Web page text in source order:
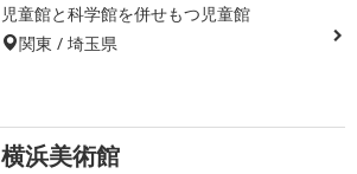
児童館と科学館を併せもつ児童館
関東 / 埼玉県
横浜美術館